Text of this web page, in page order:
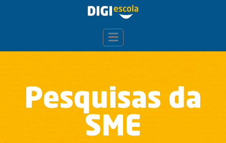
Pesquisas da
SME